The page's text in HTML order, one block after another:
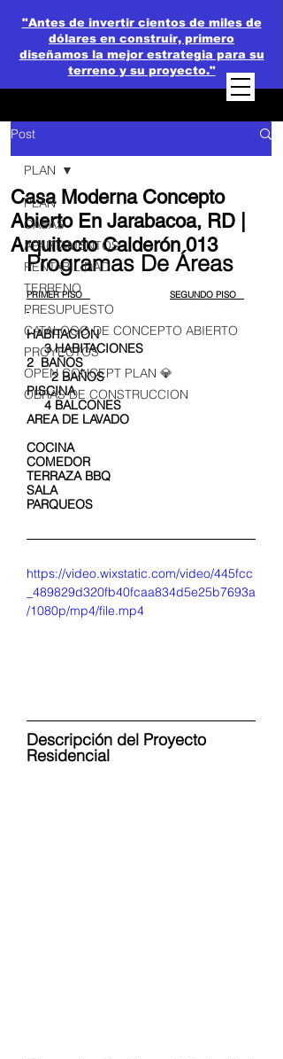
"Antes de invertir cientos de miles de
dólares en construir, primero
diseñamos la mejor estrategia para su
terreno y su proyecto."
Post
PLAN
CASAS
APARTAMENTOS
RENTABILIDAD
TERRENO
PRESUPUESTO
CATALOGO DE CONCEPTO ABIERTO
PROYECTOS
OPEN CONCEPT PLAN 💎
OBRAS DE CONSTRUCCION
PLAN
Casa Moderna Concepto
Abierto En Jarabacoa, RD |
Arquitecto Calderón 013
Programas De Áreas
PRIMER PISO SEGUNDO PISO
HABITACIÓN
     3 HABITACIONES
2  BAÑOS
       2 BAÑOS
PISCINA
     4 BALCONES
AREA DE LAVADO
COCINA
COMEDOR
TERRAZA BBQ
SALA
PARQUEOS
https://video.wixstatic.com/video/445fcc
_489829d320fb40fcaa834d5e25b7693a
/1080p/mp4/file.mp4
Descripción del Proyecto
Residencial